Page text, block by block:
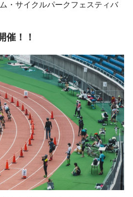
・サイクルパークフェスティバ
催！！